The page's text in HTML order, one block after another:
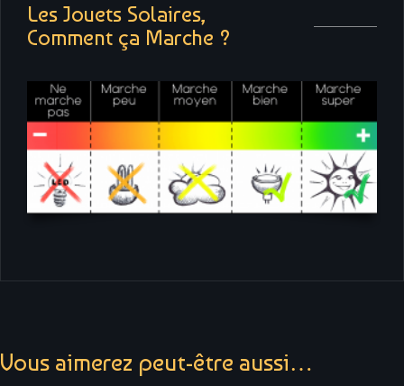
Les Jouets Solaires,
Comment ça Marche ?
Vous aimerez peut-être aussi…